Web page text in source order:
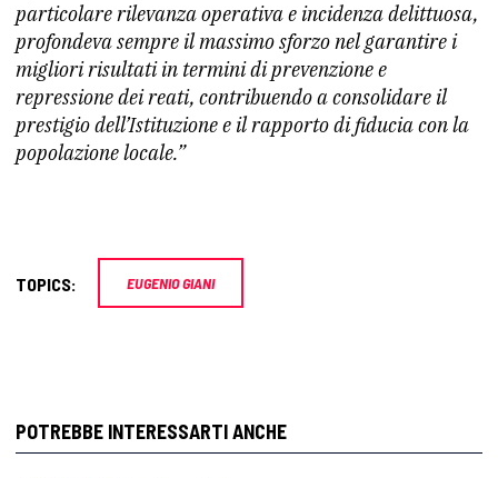
particolare rilevanza operativa e incidenza delittuosa,
profondeva sempre il massimo sforzo nel garantire i
migliori risultati in termini di prevenzione e
repressione dei reati, contribuendo a consolidare il
prestigio dell’Istituzione e il rapporto di fiducia con la
popolazione locale.”
TOPICS: EUGENIO GIANI
POTREBBE INTERESSARTI ANCHE